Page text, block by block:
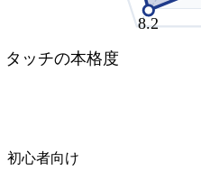
8.2
タッチの本格度
初心者向け